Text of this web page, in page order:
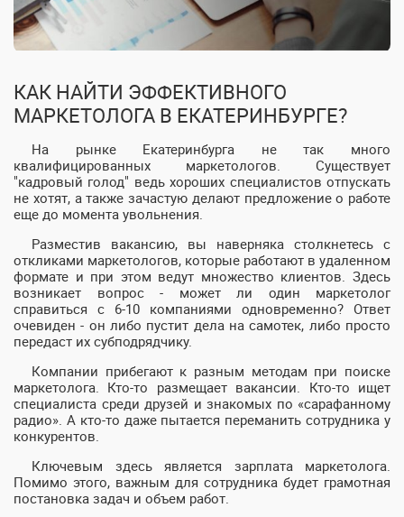
КАК НАЙТИ ЭФФЕКТИВНОГО
МАРКЕТОЛОГА В ЕКАТЕРИНБУРГЕ?
На рынке Екатеринбурга не так много
квалифицированных маркетологов. Существует
"кадровый голод" ведь хороших специалистов отпускать
не хотят, а также зачастую делают предложение о работе
еще до момента увольнения.
Разместив вакансию, вы наверняка столкнетесь с
откликами маркетологов, которые работают в удаленном
формате и при этом ведут множество клиентов. Здесь
возникает вопрос - может ли один маркетолог
справиться с 6-10 компаниями одновременно? Ответ
очевиден - он либо пустит дела на самотек, либо просто
передаст их субподрядчику.
Компании прибегают к разным методам при поиске
маркетолога. Кто-то размещает вакансии. Кто-то ищет
специалиста среди друзей и знакомых по «сарафанному
радио». А кто-то даже пытается переманить сотрудника у
конкурентов.
Ключевым здесь является зарплата маркетолога.
Помимо этого, важным для сотрудника будет грамотная
постановка задач и объем работ.